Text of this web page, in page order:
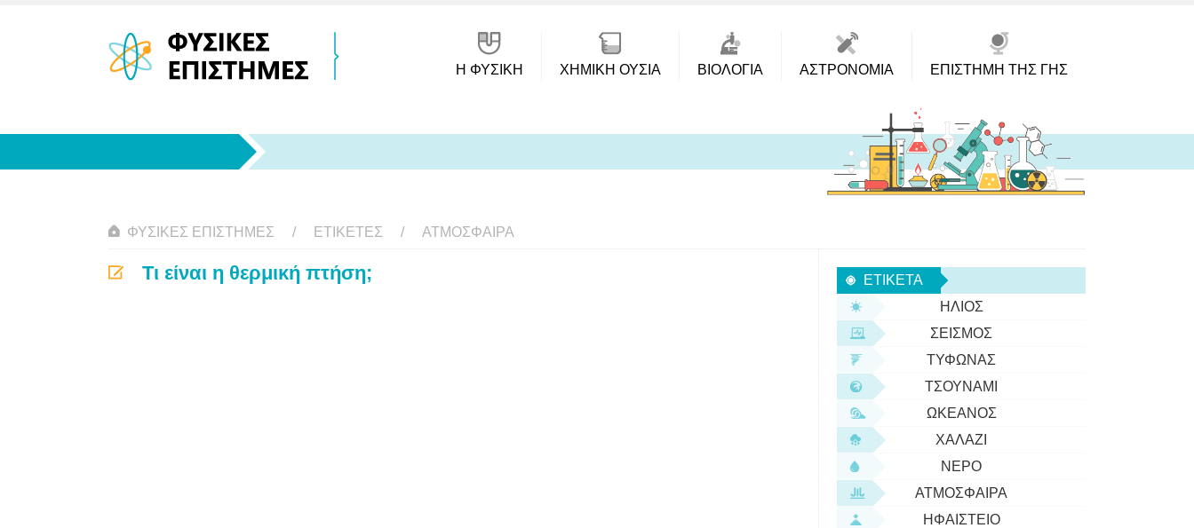
Η ΦΥΣΙΚΗ ΧΗΜΙΚΉ ΟΥΣΊΑ ΒΙΟΛΟΓΊΑ ΑΣΤΡΟΝΟΜΊΑ ΕΠΙΣΤΉΜΗ ΤΗΣ ΓΗΣ
ΦΥΣΙΚΈΣ ΕΠΙΣΤΉΜΕΣ ΕΤΙΚΈΤΕΣ ΑΤΜΌΣΦΑΙΡΑ
Τι είναι η θερμική πτήση;
ΕΤΙΚΈΤΑ
ΉΛΙΟΣ
ΣΕΙΣΜΌΣ
ΤΥΦΏΝΑΣ
ΤΣΟΥΝΆΜΙ
ΩΚΕΑΝΌΣ
ΧΑΛΆΖΙ
ΝΕΡΌ
ΑΤΜΌΣΦΑΙΡΑ
ΗΦΑΊΣΤΕΙΟ